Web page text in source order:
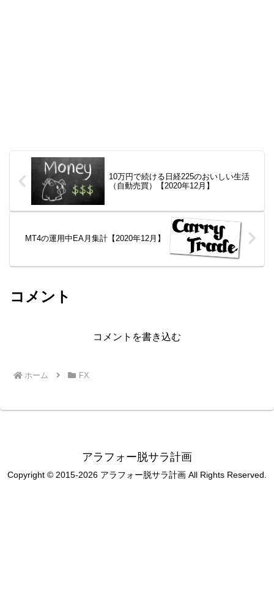
10万円で続ける日経225のおいしい生活
（自動売買）【2020年12月】
MT4の運用中EA月集計【2020年12月】
コメント
コメントを書き込む
ホーム FX
アラフォー脱サラ計画
Copyright © 2015-2026 アラフォー脱サラ計画 All Rights Reserved.